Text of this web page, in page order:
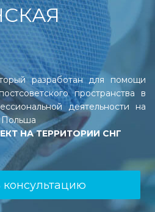
разработан для помощи
пространства в
деятельности на
Польша
НА ТЕРРИТОРИИ СНГ
консультацию